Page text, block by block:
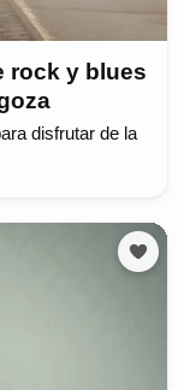
rock y blues
disfrutar de la